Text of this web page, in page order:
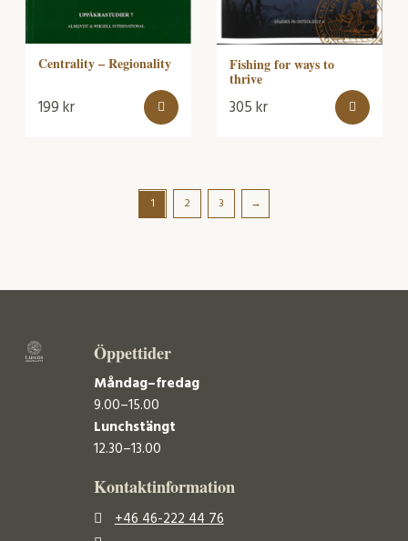
Centrality – Regionality
199kr
Fishing for ways to
thrive
305kr
1 2 3 →
Öppettider
Måndag–fredag
9.00–15.00
Lunchstängt
12.30–13.00
Kontaktinformation
+46 46-222 44 76